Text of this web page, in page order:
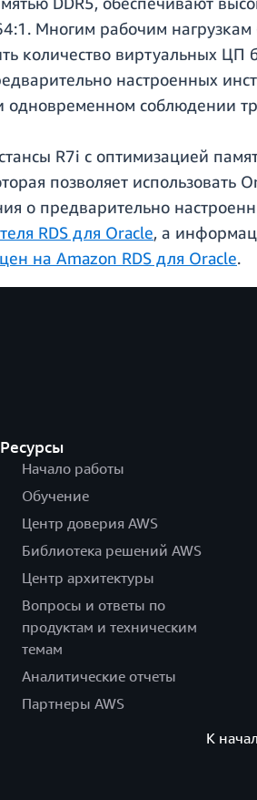
Многим рабочим
количество виртуальных
настроенных
соблюдении
R7i с оптимизацией
позволяет
о предварительно
RDS для Oracle, а
цен на Amazon RDS для Oracle.
Ресурсы
Начало работы
Обучение
Центр доверия AWS
Библиотека решений AWS
Центр архитектуры
Вопросы и ответы по
продуктам и техническим
темам
Аналитические отчеты
Партнеры AWS
К